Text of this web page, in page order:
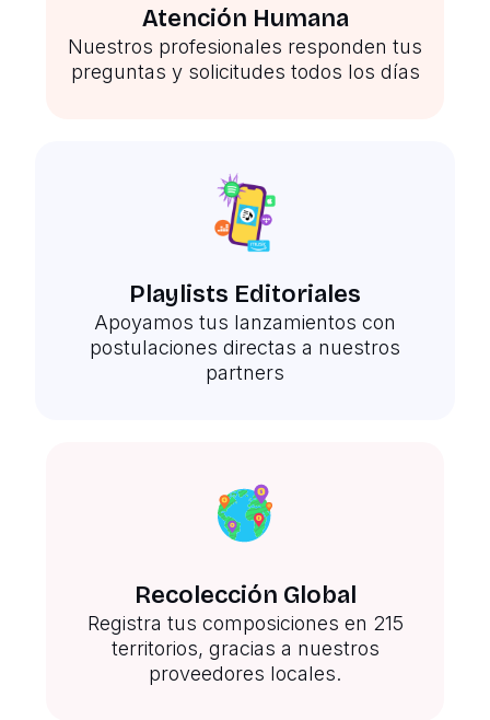
Atención Humana
Nuestros profesionales responden tus
preguntas y solicitudes todos los días
Playlists Editoriales
Apoyamos tus lanzamientos con
postulaciones directas a nuestros
partners
Recolección Global
Registra tus composiciones en 215
territorios, gracias a nuestros
proveedores locales.